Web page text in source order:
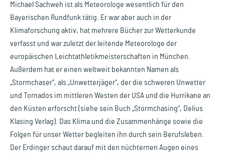
Michael Sachweh ist als Meteorologe wesentlich für den
Bayerischen Rundfunk tätig. Er war aber auch in der
Klimaforschung aktiv, hat mehrere Bücher zur Wetterkunde
verfasst und war zuletzt der leitende Meteorologe der
europäischen Leichtathletikmeisterschaften in München.
Außerdem hat er einen weltweit bekannten Namen als
„Stormchaser“, als „Unwetterjäger“, der die schweren Unwetter
und Tornados im mittleren Westen der USA und die Hurrikane an
den Küsten erforscht (siehe sein Buch „Stormchasing“, Delius
Klasing Verlag). Das Klima und die Zusammenhänge sowie die
Folgen für unser Wetter begleiten ihn durch sein Berufsleben.
Der Erdinger schaut darauf mit den nüchternen Augen eines